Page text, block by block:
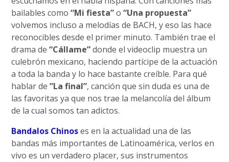
bailables como“Mi fiesta”o“Una propuesta”
volvemos incluso a melodías de BACH, y eso las hace
reconocibles desde el primer minuto. También trae el
drama de“Cállame”donde el videoclip muestra un
culebrón mexicano, haciendo partícipe de la actuación
a toda la banda y lo hace bastante creíble. Para qué
hablar de”La final”, canción que sin duda es una de
las favoritas ya que nos trae la melancolía del álbum
de la cual somos tan adictos.
Bandalos Chinoses en la actualidad una de las
bandas más importantes de Latinoamérica, verlos en
vivo es un verdadero placer, sus instrumentos